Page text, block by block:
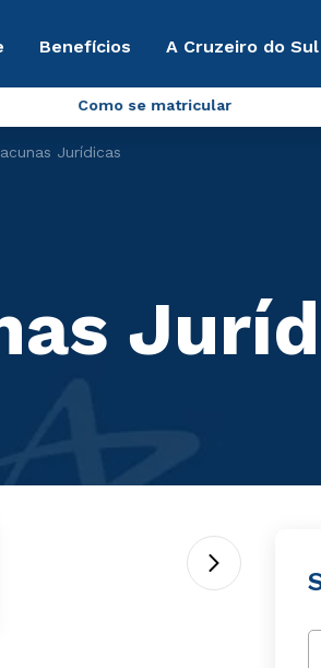
Benefícios A Cruzeiro do
Como se matricular
Jurídicas